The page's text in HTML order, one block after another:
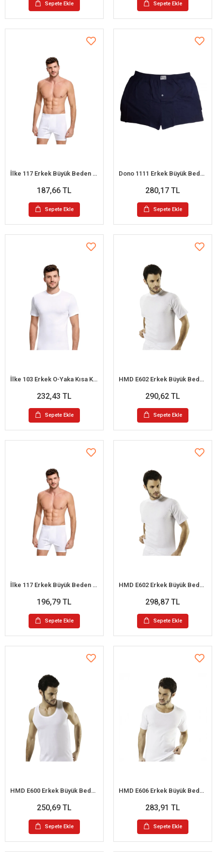
Sepete Ekle Sepete Ekle
İlke 117 Erkek Büyük Beden Paçalı Külot 2XL
187,66 TL
Sepete Ekle
Dono 1111 Erkek Büyük Beden Penye Boxer
280,17 TL
Sepete Ekle
İlke 103 Erkek O-Yaka Kısa Kol Büyük Beden Atlet 2XL
232,43 TL
Sepete Ekle
HMD E602 Erkek Büyük Beden O-Yaka Kısa Kollu Atlet XXL
290,62 TL
Sepete Ekle
İlke 117 Erkek Büyük Beden Paçalı Külot 3XL
196,79 TL
Sepete Ekle
HMD E602 Erkek Büyük Beden O-Yaka Kısa Kollu Atlet 3XL
298,87 TL
Sepete Ekle
HMD E600 Erkek Büyük Beden Süprem Askılı Atlet XXL
250,69 TL
Sepete Ekle
HMD E606 Erkek Büyük Beden U-Yaka Kısa Kollu Atlet 3XL
283,91 TL
Sepete Ekle